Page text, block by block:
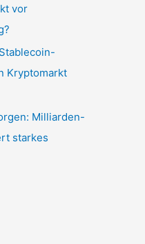
vor
Kryptomarkt
Milliarden-
starkes